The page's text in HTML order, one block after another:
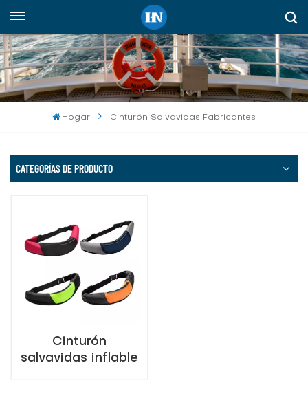
Español
English
русский
Hogar Cinturón Salvavidas Fabricantes
CATEGORÍAS DE PRODUCTO
Cinturón
salvavidas inflable